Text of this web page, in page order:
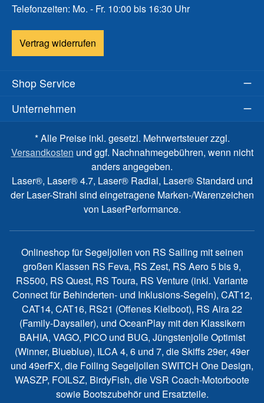
Telefonzeiten: Mo. - Fr. 10:00 bis 16:30 Uhr
Vertrag widerrufen
Shop Service
Unternehmen
* Alle Preise inkl. gesetzl. Mehrwertsteuer zzgl.
Versandkosten und ggf. Nachnahmegebühren, wenn nicht
anders angegeben.
Laser®, Laser® 4.7, Laser® Radial, Laser® Standard und
der Laser-Strahl sind eingetragene Marken-/Warenzeichen
von LaserPerformance.
Onlineshop für Segeljollen von RS Sailing mit seinen
großen Klassen RS Feva, RS Zest, RS Aero 5 bis 9,
RS500, RS Quest, RS Toura, RS Venture (inkl. Variante
Connect für Behinderten- und Inklusions-Segeln), CAT12,
CAT14, CAT16, RS21 (Offenes Kielboot), RS Aira 22
(Family-Daysailer), und OceanPlay mit den Klassikern
BAHIA, VAGO, PICO und BUG, Jüngstenjolle Optimist
(Winner, Blueblue), ILCA 4, 6 und 7, die Skiffs 29er, 49er
und 49erFX, die Foiling Segeljollen SWITCH One Design,
WASZP, FOILSZ, BirdyFish, die VSR Coach-Motorboote
sowie Bootszubehör und Ersatzteile.